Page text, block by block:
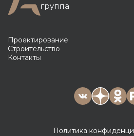
группа
Проектирование
Строительство
Контакты
Политика